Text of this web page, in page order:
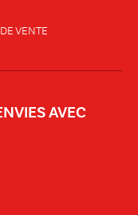
VENTE
AVEC